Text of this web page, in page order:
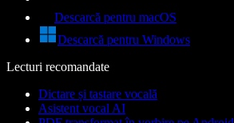
Descarcă pentru macOS
Descarcă pentru Windows
Lecturi recomandate
Dictare și tastare vocală
Asistent vocal AI